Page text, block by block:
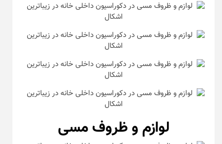
لوازم و ظروف مسی